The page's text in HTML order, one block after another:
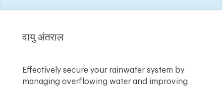
वायु अंतराल
Effectively secure your rainwater system by
managing overflowing water and improving